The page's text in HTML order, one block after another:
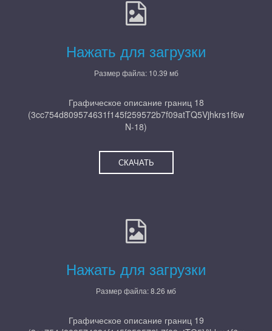
Нажать для загрузки
Размер файла: 10.39 мб
Графическое описание границ 18
(3cc754d809574631f145f259572b7f09atTQ5Vjhkrs1f6w
N-18)
СКАЧАТЬ
Нажать для загрузки
Размер файла: 8.26 мб
Графическое описание границ 19